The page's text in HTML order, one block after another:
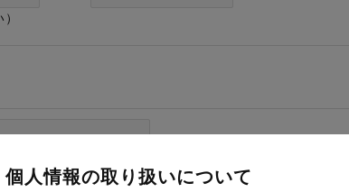
個人情報の取り扱いについて